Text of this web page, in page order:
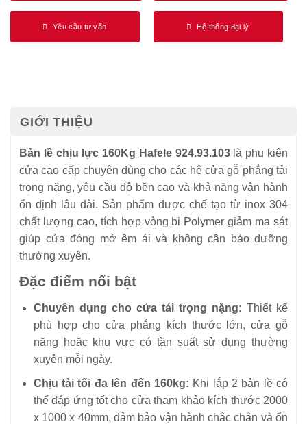
Yêu cầu tư vấn Hệ thống đại lý
GIỚI THIỆU
Bản lề chịu lực 160Kg Hafele 924.93.103là phụ kiện
cửa cao cấp chuyên dùng cho các hệ cửa gỗ phẳng tải
trọng nặng, yêu cầu độ bền cao và khả năng vận hành
ổn định lâu dài. Sản phẩm được chế tạo từ inox 304
chất lượng cao, tích hợp vòng bi Polymer giảm ma sát
giúp cửa đóng mở êm ái và không cần bảo dưỡng
thường xuyên.
Đặc điểm nổi bật
Chuyên dụng cho cửa tải trọng nặng: Thiết kế
phù hợp cho cửa phẳng kích thước lớn, cửa gỗ
nặng hoặc khu vực có tần suất sử dụng thường
xuyên mỗi ngày.
Chịu tải tối đa lên đến 160kg: Khi lắp 2 bản lề có
thể đáp ứng tốt cho cửa tham khảo kích thước 2000
x 1000 x 40mm, đảm bảo vận hành chắc chắn và ổn